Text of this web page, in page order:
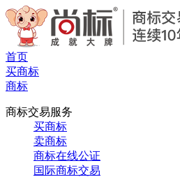
首页
买商标
商标
商标交易服务
买商标
卖商标
商标在线公证
国际商标交易